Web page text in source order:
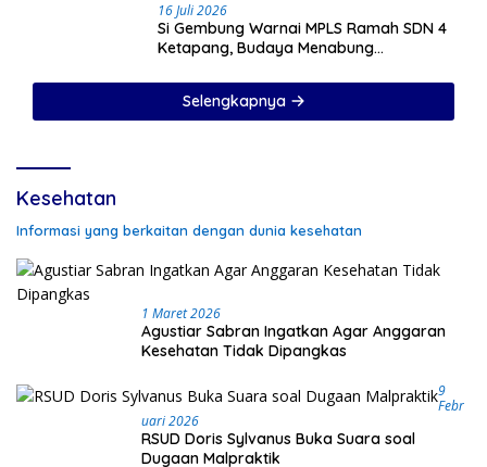
16 Juli 2026
Si Gembung Warnai MPLS Ramah SDN 4
Ketapang, Budaya Menabung
Selengkapnya
Kesehatan
Informasi yang berkaitan dengan dunia kesehatan
1 Maret 2026
Agustiar Sabran Ingatkan Agar Anggaran
Kesehatan Tidak Dipangkas
9
Febr
Uari 2026
RSUD Doris Sylvanus Buka Suara soal
Dugaan Malpraktik